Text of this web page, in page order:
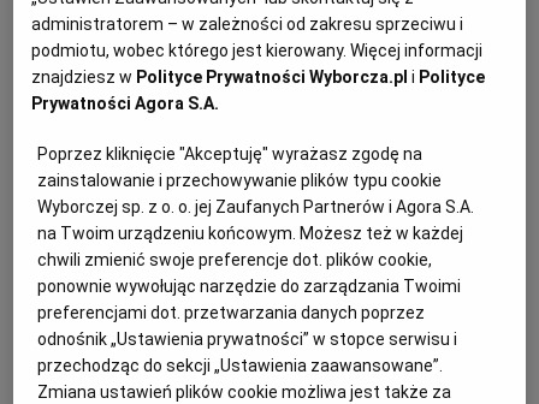
KRAKÓW
ŁÓDŹ
OLSZTYN
OPOLE
PŁOCK
SPORT.PL
PUBLIO.PL
KULTURALNYSKLEP.PL
DZIECKO
ZDROWIE
POGODA
Wegańskie kotleciki są bardzo smaczną alternatywą
dla tradycyjnych, mięsnych.
Kaloryczność ok. 375 kcal
Czas przygotowania: ok.30 minut
Przepis dla 1 osoby
Dieta: wegetariańska / wegańska
administratorem – w zależności od zakresu sprzeciwu i
podmiotu, wobec którego jest kierowany. Więcej informacji
znajdziesz w Polityce Prywatności Wyborcza.pl i Polityce
Prywatności Agora S.A.
Poprzez kliknięcie "Akceptuję" wyrażasz zgodę na
zainstalowanie i przechowywanie plików typu cookie
Wyborczej sp. z o. o. jej Zaufanych Partnerów i Agora S.A.
na Twoim urządzeniu końcowym. Możesz też w każdej
chwili zmienić swoje preferencje dot. plików cookie,
ponownie wywołując narzędzie do zarządzania Twoimi
preferencjami dot. przetwarzania danych poprzez
odnośnik „Ustawienia prywatności” w stopce serwisu i
przechodząc do sekcji „Ustawienia zaawansowane”.
Zmiana ustawień plików cookie możliwa jest także za